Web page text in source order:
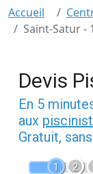
Accueil
Saint-Satur -
Devis
En 5
aux
Gratuit,
1 2